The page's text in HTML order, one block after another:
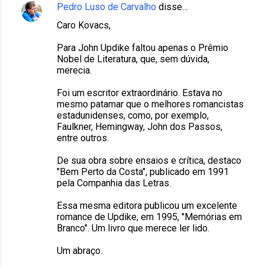
Pedro Luso de Carvalho disse…
Caro Kovacs,
Para John Updike faltou apenas o Prêmio
Nobel de Literatura, que, sem dúvida,
merecia.
Foi um escritor extraordinário. Estava no
mesmo patamar que o melhores romancistas
estadunidenses, como, por exemplo,
Faulkner, Hemingway, John dos Passos,
entre outros.
De sua obra sobre ensaios e crítica, destaco
"Bem Perto da Costa", publicado em 1991
pela Companhia das Letras.
Essa mesma editora publicou um excelente
romance de Updike, em 1995, "Memórias em
Branco". Um livro que merece ler lido.
Um abraço.